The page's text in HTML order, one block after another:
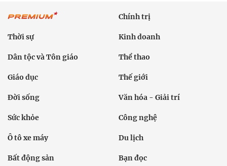
Chính trị
Thời sự Kinh doanh
Dân tộc và Tôn giáo Thể thao
Giáo dục Thế giới
Đời sống Văn hóa - Giải trí
Sức khỏe Công nghệ
Ô tô xe máy Du lịch
Bất động sản Bạn đọc